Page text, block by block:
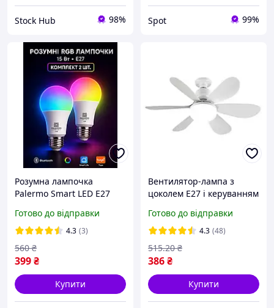
Stock Hub 98% Spot 99%
Розумна лампочка
Palermo Smart LED E27
смарт лампа 15 Вт 2
штуки розумне
освітлення з керуванням
по Bluetooth
Готово до відправки
4.3 (3)
399₴
560 ₴
Купити
Вентилятор-лампа з
цоколем E27 і керуванням
40 W) FLOWER FAN LIGHT
AT-2523D HP227
Готово до відправки
4.3 (48)
386₴
515.20 ₴
Купити